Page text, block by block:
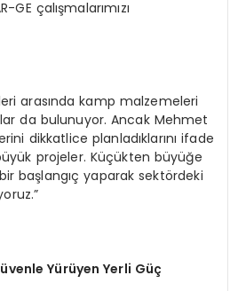
çalışmalarımızı
arasında kamp malzemeleri
da bulunuyor. Ancak Mehmet
dikkatlice planladıklarını ifade
projeler. Küçükten büyüğe
başlangıç yaparak sektördeki
Yürüyen Yerli Güç